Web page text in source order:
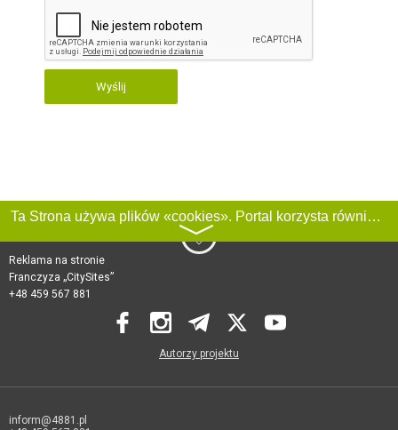
Wyślij
Ta Strona używa plików «cookies». Portal korzysta również z serwisu internetowego do zbierania danych technicznych o odwiedzających w celu uzyskania informacji marketingowych i statystycznych. Warunki przetwarzania danych odwiedzających Stronę, patrz:
〉
Reklama na stronie
Franczyza „CitySites”
+48 459 567 881
Autorzy projektu
inform@4881.pl